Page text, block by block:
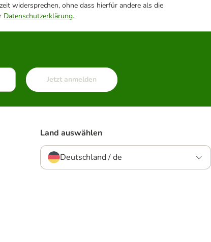
widersprechen, ohne dass hierfür andere als die
Datenschutzerklärung.
Jetzt anmelden
Land auswählen
Deutschland / de